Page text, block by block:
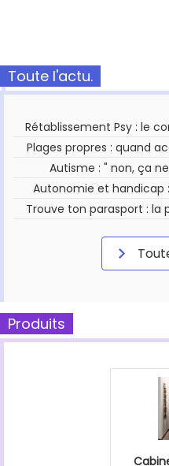
Toute l'actu.
Rétablissement Psy : le
Plages propres : quand
Autisme : " non, ça
Autonomie et handicap
Trouve ton parasport :
Produits